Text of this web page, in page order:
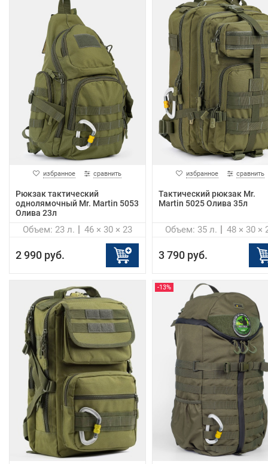
избранное сравнить
Рюкзак тактический
однолямочный Mr. Martin 5053
Олива 23л
46 × 30 × 23
Объем: 23 л.
2 990 руб.
избранное сравнить
Тактический рюкзак Mr.
Martin 5025 Олива 35л
48 × 30 ×
Объем: 35 л.
3 790 руб.
-13%